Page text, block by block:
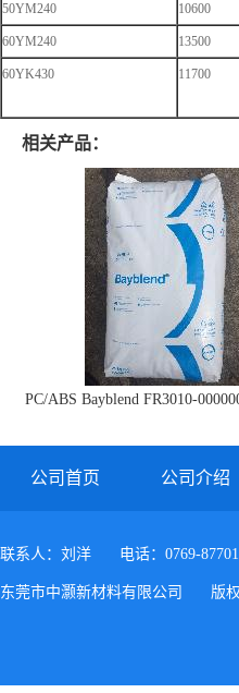
50YM240 10600
60YM240 13500
60YK430 11700
相关产品：
PC/ABS Bayblend FR3010-
公司首页 公司介绍
联系人：刘洋 电话：0769-
东莞市中灏新材料有限公司 版